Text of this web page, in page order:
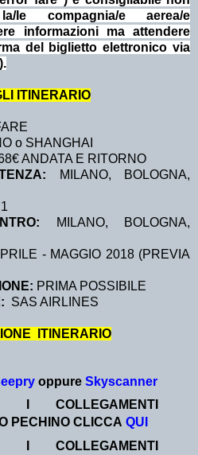
le compagnia/e aerea/e
informazioni ma attendere
del biglietto elettronico via
ITINERARIO
o SHANGHAI
ANDATA E RITORNO
MILANO, BOLOGNA,
1
MILANO, BOLOGNA,
- MAGGIO 2018 (PREVIA
PRIMA POSSIBILE
SAS AIRLINES
ITINERARIO
oppure Skyscanner
I COLLEGAMENTI
PECHINO CLICCA QUI
I COLLEGAMENTI